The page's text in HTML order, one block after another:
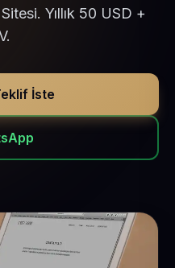
Yıllık 50 USD +
İste